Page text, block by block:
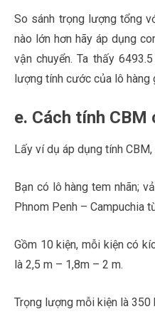
So sánh trọng lượng tổng
nào lớn hơn hãy áp dụng
vận chuyển. Ta thấy
lượng tính cước của lô hàng
e. Cách tính
Lấy ví dụ áp dụng tính
Bạn có lô hàng tem nhãn;
Phnom Penh – Campuchia
Gồm 10 kiện, mỗi kiện có
là 2,5 m – 1,8m – 2 m.
Trọng lượng mỗi kiện là 350